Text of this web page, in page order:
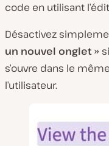
code en utilisant
Désactivez
un nouvel onglet»
s’ouvre dans le
l’utilisateur.